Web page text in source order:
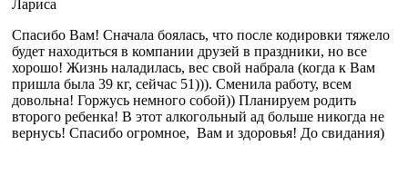
Лариса
Спасибо Вам! Сначала боялась, что после кодировки тяжело
будет находиться в компании друзей в праздники, но все
хорошо! Жизнь наладилась, вес свой набрала (когда к Вам
пришла была 39 кг, сейчас 51))). Сменила работу, всем
довольна! Горжусь немного собой)) Планируем родить
второго ребенка! В этот алкогольный ад больше никогда не
вернусь! Спасибо огромное, Вам и здоровья! До свидания)